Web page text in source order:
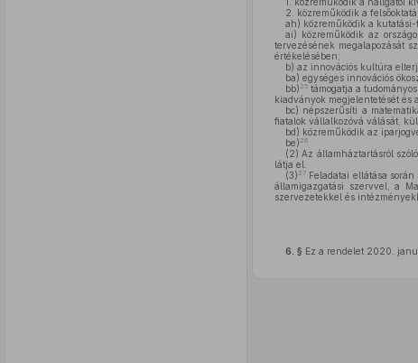
2. közreműködik a
ah) közreműködik a kutatási-
ai) közreműködik az
tervezésének megalapozását
értékelésében;
b) az innovációs kultúra
ba) egységes innovációs
bb) 25támogatja a
kiadványok megjelentetését és
bc) népszerűsíti a
fiatalok vállalkozóvá válását,
bd) közreműködik az
be) 26
(2) Az államháztartásról szóló
látja el.
(3) 27Feladatai ellátása
államigazgatási szervvel, a
szervezetekkel és
6. § Ez a rendelet 2020.